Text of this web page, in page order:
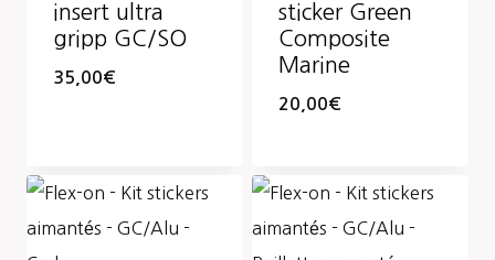
insert ultra
gripp GC/SO
35,00€
sticker Green
Composite
Marine
20,00€